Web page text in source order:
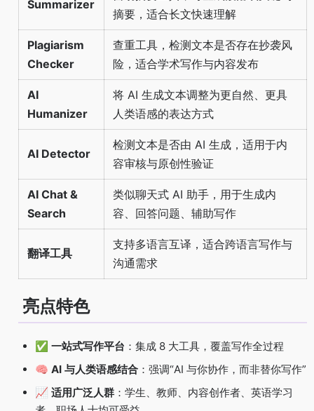
Summarizer
摘要，适合长文快速理解
Plagiarism
Checker
查重工具，检测文本是否存在抄袭风
险，适合学术写作与内容发布
AI
Humanizer
将 AI 生成文本调整为更自然、更具
人类语感的表达方式
AI Detector
检测文本是否由 AI 生成，适用于内
容审核与原创性验证
AI Chat &
Search
类似聊天式 AI 助手，用于生成内
容、回答问题、辅助写作
翻译工具
支持多语言互译，适合跨语言写作与
沟通需求
亮点特色
✅ 一站式写作平台 ：集成 8 大工具，覆盖写作全过程
🧠 AI 与人类语感结合 ：强调“AI 与你协作，而非替你写作”
📈 适用广泛人群 ：学生、教师、内容创作者、英语学习